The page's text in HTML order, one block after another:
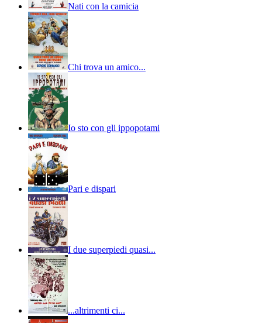
Nati con la camicia
Chi trova un amico...
Io sto con gli ippopotami
Pari e dispari
I due superpiedi quasi...
...altrimenti ci...